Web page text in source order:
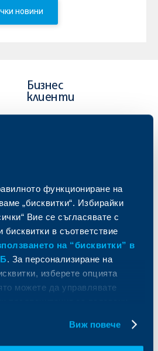
функциониране на
„бисквитки“. Избирайки
Вие се съгласявате с
бисквитки в съответствие
на “бисквитки” в
. За персонализиране на
изберете опцията
можете да управлявате
Виж повече
новини
данни
Бизнес
клиенти
и попечителски услуги
Факторинг
Кредити за собственици на фирми
Финансови институции и суверени
Групата на KBC
ДЗИ
ОББ Асет мениджмънт